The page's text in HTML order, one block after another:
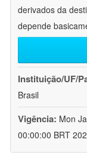
derivados da
depende
Instituição/UF/
Brasil
Vigência: Mon
00:00:00 BRT